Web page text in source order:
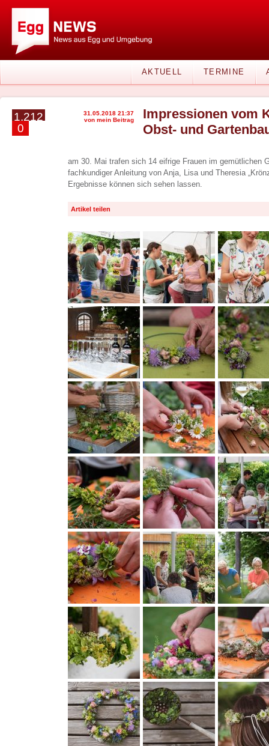
AKTUELL TERMINE
1.212
0
31.05.2018 21:37
von mein Beitrag
Impressionen vom
Obst- und
am 30. Mai trafen sich 14 eifrige Frauen im gemütlichen
fachkundiger Anleitung von Anja, Lisa und Theresia
Ergebnisse können sich sehen lassen.
Artikel teilen